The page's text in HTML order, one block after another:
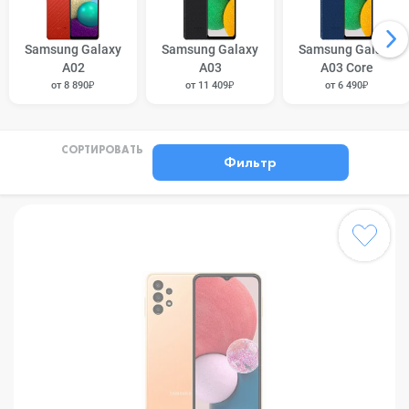
Samsung Galaxy
A02
от 8 890₽
Samsung Galaxy
A03
от 11 409₽
Samsung Galaxy
A03 Core
от 6 490₽
СОРТИРОВАТЬ
Фильтр